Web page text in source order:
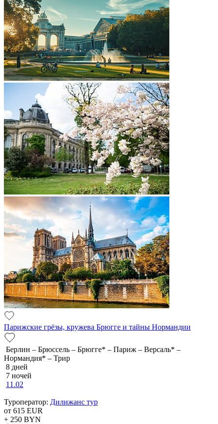
Парижские грёзы, кружева Брюгге и тайны Нормандии
Берлин – Брюссель – Брюгге* – Париж – Версаль* –
Нормандия* – Трир
8 дней
7 ночей
11.02
Туроператор: Дилижанс тур
от 615 EUR
+ 250 BYN